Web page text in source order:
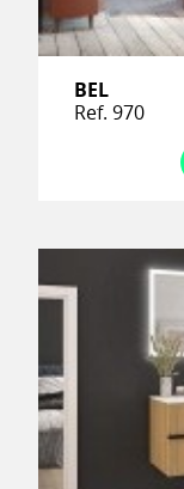
BEL
Ref. 970